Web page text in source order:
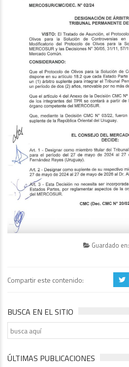
Guardado en:
Compartir este contenido: a
BUSCA EN EL SITIO
ÚLTIMAS PUBLICACIONES